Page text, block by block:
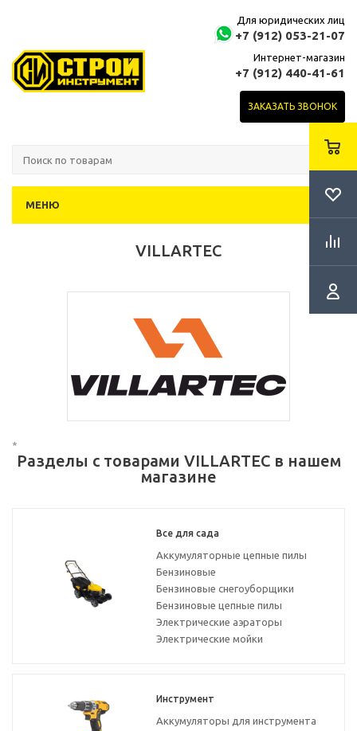
Для юридических лиц
+7 (912) 053-21-07
Интернет-магазин
+7 (912) 440-41-61
ЗАКАЗАТЬ ЗВОНОК
МЕНЮ
VILLARTEC
*
Разделы с товарами VILLARTEC в нашем
магазине
Все для сада
Аккумуляторные цепные пилы
Бензиновые
Бензиновые снегоуборщики
Бензиновые цепные пилы
Электрические аэраторы
Электрические мойки
Инструмент
Аккумуляторы для инструмента